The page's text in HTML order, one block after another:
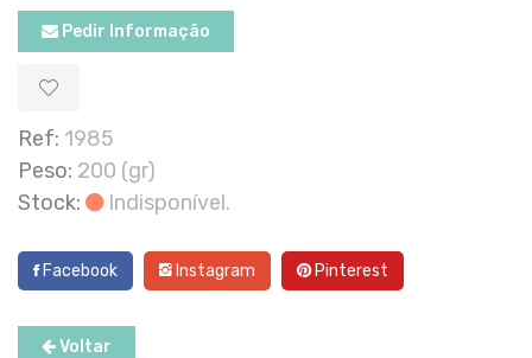
Pedir Informação
Ref: 1985
Peso: 200 (gr)
Stock:
Indisponível.
Facebook Instagram Pinterest
Voltar